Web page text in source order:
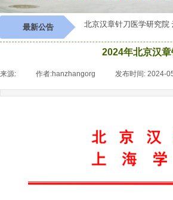
术部成立大会 北京汉章针刀医学研究院 云
最新公告
2024年北京汉
来源: 作者:hanzhangorg 发布时间: 2024-